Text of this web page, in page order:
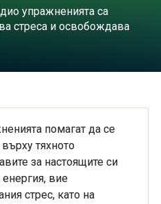
упражненията са
стреса и освобождава
помагат да се
тяхното
за настоящите си
вие
стрес, като на